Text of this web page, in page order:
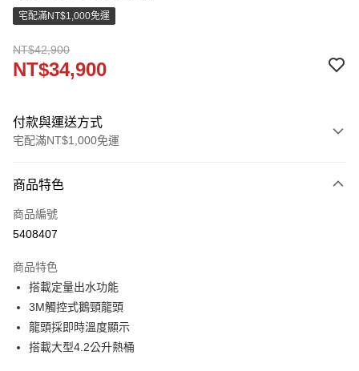
宅配滿NT$1,000免運
NT$42,900
NT$34,900
付款與運送方式
宅配滿NT$1,000免運
信用卡一次付款
LINE Pay
悠遊付
ATM付款
運送方式
商品特色
商品編號
5408407
商品特色
搭載定量出水功能
3M觸控式鵝頸龍頭
龍頭採即時溫度顯示
搭載大型4.2公升熱桶